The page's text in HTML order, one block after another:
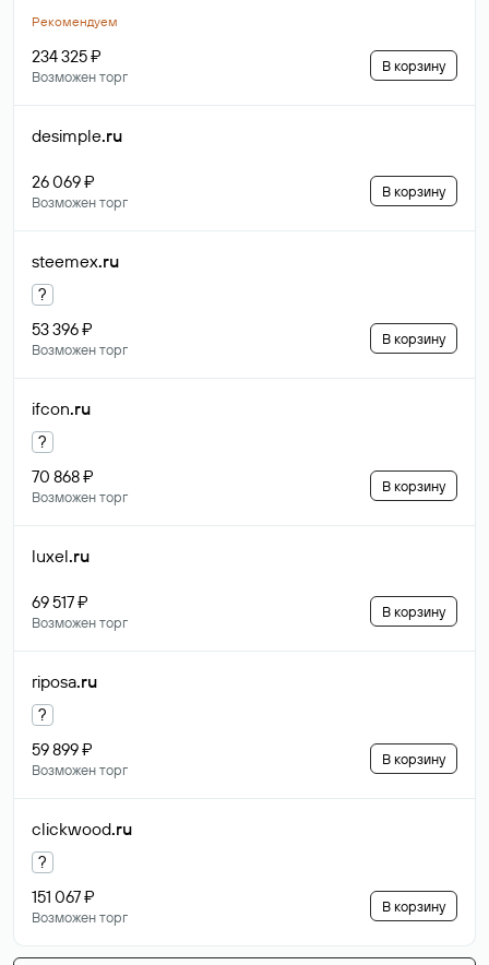
Рекомендуем
234 325 ₽
Возможен торг
В корзину
desimple.ru
26 069 ₽
Возможен торг
В корзину
steemex.ru
?
53 396 ₽
Возможен торг
В корзину
ifcon.ru
?
70 868 ₽
Возможен торг
В корзину
luxel.ru
69 517 ₽
Возможен торг
В корзину
riposa.ru
?
59 899 ₽
Возможен торг
В корзину
clickwood.ru
?
151 067 ₽
Возможен торг
В корзину